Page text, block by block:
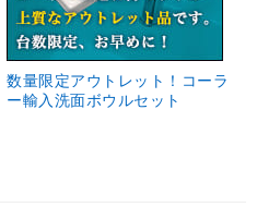
数量限定アウトレット！コーラ
ー輸入洗面ボウルセット